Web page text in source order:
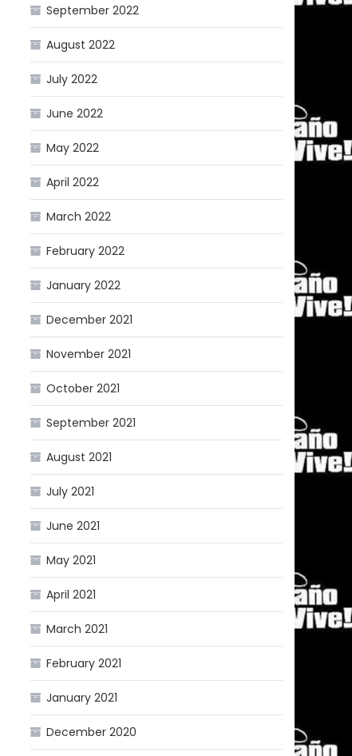
September 2022
August 2022
July 2022
June 2022
May 2022
April 2022
March 2022
February 2022
January 2022
December 2021
November 2021
October 2021
September 2021
August 2021
July 2021
June 2021
May 2021
April 2021
March 2021
February 2021
January 2021
December 2020